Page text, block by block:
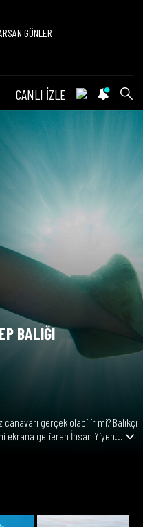
GÜNLER
CANLI İZLE
BALIĞI
gerçek olabilir mi? Balıkçı
ekrana getieren İnsan Yiyen...